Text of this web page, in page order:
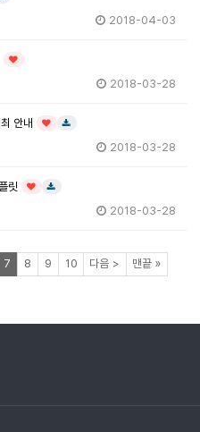
운로드
2018-04-03
인기글
2018-03-28
안내 인기글다운로드
2018-03-28
릿 인기글다운로드
2018-03-28
지
열린
7 페이지
8 페이지
9 페이지
10페이지
다음 페이지
> 맨끝 페이지
»